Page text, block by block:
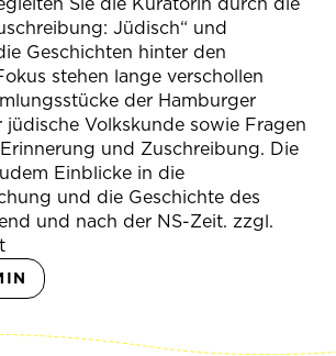
Jüdisch“ und
Geschichten hinter den
stehen lange verschollen
der Hamburger
jüdische Volkskunde sowie Fragen
und Zuschreibung. Die
Einblicke in die
und die Geschichte des
und nach der NS-Zeit. zzgl.